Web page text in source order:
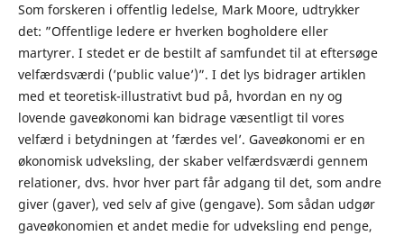
Som forskeren i offentlig ledelse, Mark Moore, udtrykker
det: ”Offentlige ledere er hverken bogholdere eller
martyrer. I stedet er de bestilt af samfundet til at eftersøge
velfærdsværdi (’public value’)”. I det lys bidrager artiklen
med et teoretisk-illustrativt bud på, hvordan en ny og
lovende gaveøkonomi kan bidrage væsentligt til vores
velfærd i betydningen at ’færdes vel’. Gaveøkonomi er en
økonomisk udveksling, der skaber velfærdsværdi gennem
relationer, dvs. hvor hver part får adgang til det, som andre
giver (gaver), ved selv af give (gengave). Som sådan udgør
gaveøkonomien et andet medie for udveksling end penge,